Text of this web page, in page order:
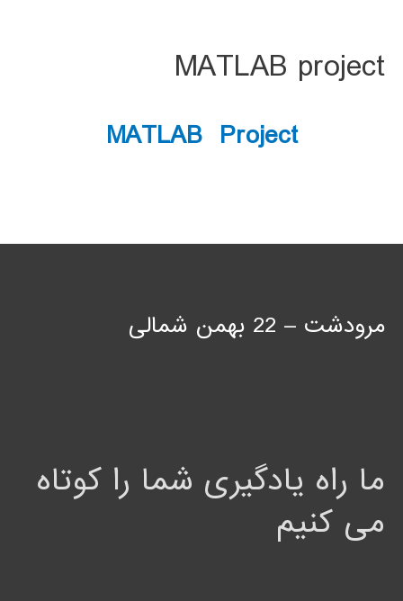
MATLAB project
MATLAB Project
مرودشت – 22 بهمن شمالی
ما راه یادگیری شما را کوتاه
می کنیم